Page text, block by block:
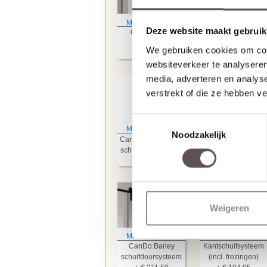
Deze website maakt
We gebruiken cookies om
websiteverkeer te
media, adverteren en
verstrekt of die ze hebben
Noodzakelijk
Weigeren
Meer informatie
CanDo Riley
+ € 119,95
CanDo Cattle RVS
+ € 67.50
Meer informatie
CanDo Cattle Zwart
schuifdeurkommen
Meer informatie
CanDo Riley
schuifdeursysteem
Meer informatie
CanDo Barley
schuifdeursysteem
Kantschuifsysteem
(incl. frezingen)